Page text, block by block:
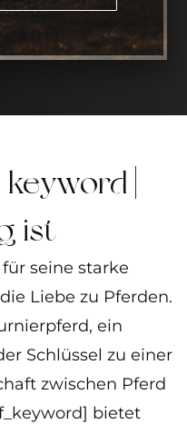
ist
seine starke
Liebe zu Pferden.
ein
Schlüssel zu einer
zwischen Pferd
bietet